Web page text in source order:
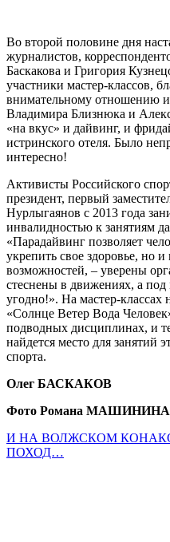
Во второй половине дня
журналистов,
Баскакова и Григория
участники мастер-классов,
внимательному отношению
Владимира Близнюка и
«на вкус» и дайвинг, и
истринского отеля. Было
интересно!
Активисты Российского
президент, первый
Нурлыгаянов с 2013 года
инвалидностью к занятиям
«Парадайвинг позволяет
укрепить свое здоровье, но
возможностей, – уверены
стеснены в движениях, а
угодно!». На мастер-классах
«Солнце Ветер Вода
подводных дисциплинах, и
найдется место для занятий
спорта.
Олег БАСКАКОВ
Фото Романа МАШИНИНА
И НА ВОЛЖСКОМ
ПОХОД…